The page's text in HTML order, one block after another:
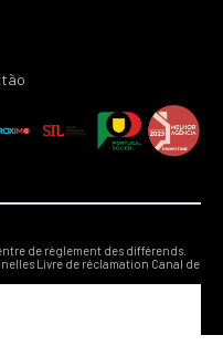
de règlement des différends.
Livre de réclamation Canal de